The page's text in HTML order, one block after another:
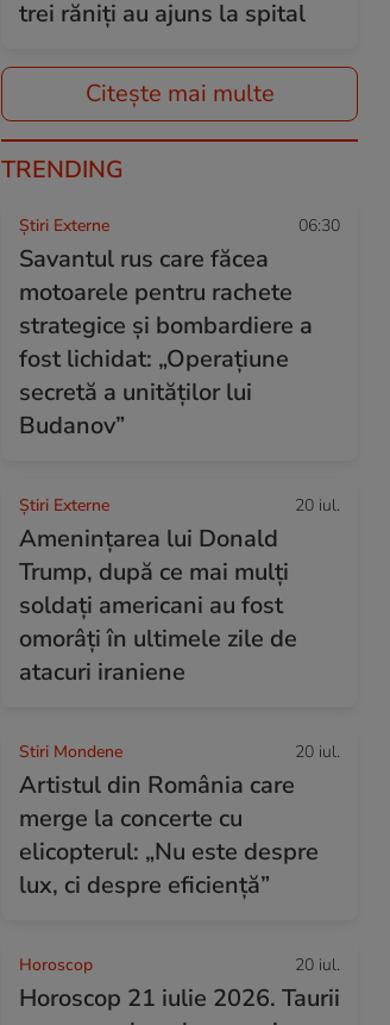
trei răniți au ajuns la spital
Citește mai multe
TRENDING
Știri Externe 06:30
Savantul rus care făcea
motoarele pentru rachete
strategice și bombardiere a
fost lichidat: „Operațiune
secretă a unităților lui
Budanov”
Știri Externe 20 iul.
Amenințarea lui Donald
Trump, după ce mai mulți
soldați americani au fost
omorâți în ultimele zile de
atacuri iraniene
Stiri Mondene 20 iul.
Artistul din România care
merge la concerte cu
elicopterul: „Nu este despre
lux, ci despre eficiență”
Horoscop 20 iul.
Horoscop 21 iulie 2026. Taurii